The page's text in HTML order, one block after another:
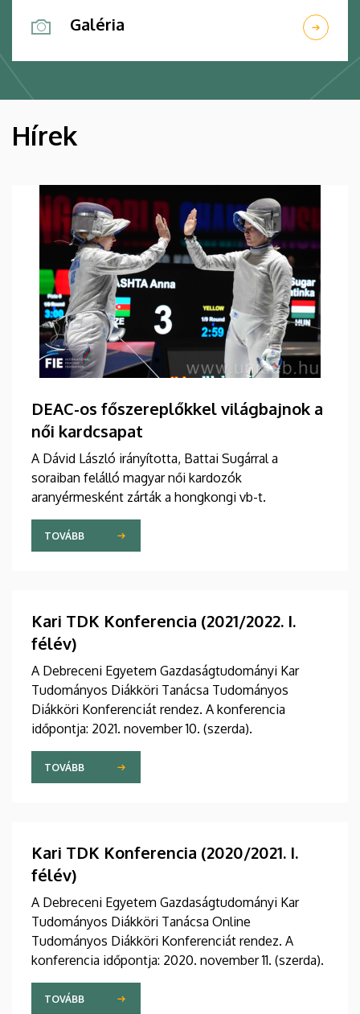
Galéria
HÍREK
Hírek
DEAC-os főszereplőkkel világbajnok a
női kardcsapat
A Dávid László irányította, Battai Sugárral a
soraiban felálló magyar női kardozók
aranyérmesként zárták a hongkongi vb-t.
TOVÁBB
Kari TDK Konferencia (2021/2022. I.
félév)
A Debreceni Egyetem Gazdaságtudományi Kar
Tudományos Diákköri Tanácsa Tudományos
Diákköri Konferenciát rendez. A konferencia
időpontja: 2021. november 10. (szerda).
TOVÁBB
Kari TDK Konferencia (2020/2021. I.
félév)
A Debreceni Egyetem Gazdaságtudományi Kar
Tudományos Diákköri Tanácsa Online
Tudományos Diákköri Konferenciát rendez. A
konferencia időpontja: 2020. november 11. (szerda).
TOVÁBB